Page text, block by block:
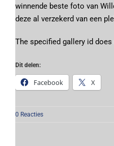
winnende beste foto van
deze al verzekerd van een
The specified gallery id
Dit delen:
Facebook X
0 Reacties